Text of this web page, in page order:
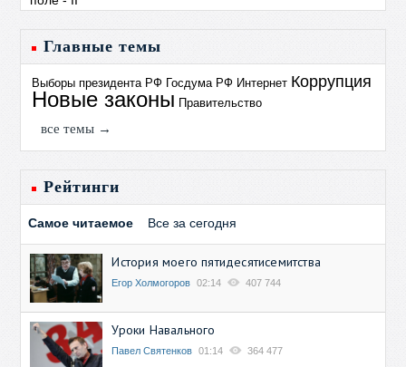
Главные темы
Выборы президента РФ Госдума РФ Интернет Коррупция
Новые законы Правительство
все темы →
Рейтинги
Самое читаемое Все за сегодня
История моего пятидесятисемитства
Егор Холмогоров 02:14 407 744
Уроки Навального
Павел Святенков 01:14 364 477